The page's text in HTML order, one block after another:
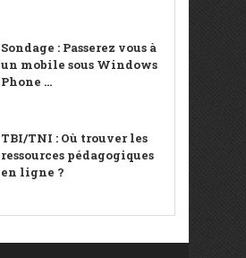
Sondage : Passerez vous à
un mobile sous Windows
Phone ...
TBI/TNI : Où trouver les
ressources pédagogiques
en ligne ?